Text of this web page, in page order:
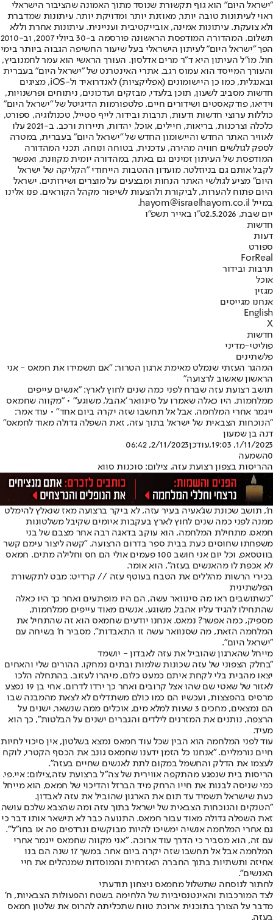
"ישראל היום" הוא גוף תקשורת שנוסד מתוך האמונה שהציבור הישראלי
ראוי לעיתונות טובה יותר, מאוזנת יותר ומדויקת יותר. עיתונות שמדברת
ולא צועקת. עיתונות אמינה, אובייקטיבית ועניינית. עיתונות אחרת וללא
תשלום. המהדורה המודפסת הראשונה פורסמה ב-30 ביולי 2007, וב-2010
הפך "ישראל היום" לעיתון הישראלי בעל שיעור החשיפה הגבוה ביותר בימי
חול. מו"ל העיתון היא ד"ר מרים אדלסון. העורך הראשי הוא עמר לחמנוביץ,
והעורך המייסד הוא עמוס רגב. אתרי האינטרנט של "ישראל היום" בעברית
ובאנגלית, כמו כן היישומונים (אפליקציות) לאנדרואיד ול-iOS, מציגים
חדשות מסביב לשעון, תוכן בלעדי, מבזקים ועדכונים, ניתוחים ופרשנויות,
וידיאו, פודקאסטים ושידורים חיים. פלטפורמות הדיגיטל של "ישראל היום"
כוללות ערוצי חדשות ודעות, תרבות ובידור, לייף סטייל, טכנולוגיה, ספורט,
כלכלה וצרכנות, בריאות, חיילים, אוכל, יהדות, תיירות ורכב. ב-2021 עלו
לאוויר האתר החדש והיישומון החדש של "ישראל היום" בעברית, במטרה
לספק לגולשים חוויה מהירה, עדכנית, בטוחה ונוחה. תכני המהדורה
המודפסת של העיתון זמינים גם באתר, במהדורה יומית מקוונת, ואפשר
לקבל אותם גם בניוזלטר. מועדון ההטבות הייחודי "הקליקה של ישראל
היום" מציע לגולשי האתר הנחות ומבצעים על מוצרים ושירותים. ישראל
היום פתוח להערות, לביקורת ולהצעות לשיפור מקהל הקוראים. פנו אלינו
במייל hayom@israelhayom.co.il.
יום שבת, 2.5.2026
ט"ו באייר תשפ"ו
חדשות
דעות
ספורט
ForReal
תרבות ובידור
אוכל
מגזין
אנחנו מגייסים
English
X
חדשות
פוליטי-מדיני
פלשתינים
המהגר העזתי שנמלט מאימת ארגון הטרור: "אם תשמידו את חמאס - אני
הראשון שאשוב לרצועה"
תושב רצועת עזה שברח לפני כמה שנים לחוץ לארץ: "אנשים עייפים
ממלחמות, היו כאלה שאמרו על סינוואר 'אהבל, משוגע'" • "מקווה שחמאס
ייגמר אחרי המלחמה, אבל אל תחשבו שזה יקרה ביום אחד" • עוד אמר:
"הנוכחות הצבאית של ישראל בתוך עזה, זאת השפלה גדולה מאוד לחמאס"
דנה בן שמעון
1/11/2023, 19:03
,עודכן2/11/2023, 06:42
0השמעה
ההריסות בצפון רצועת עזה. צילום: סוכנות סווא
ח', תושב שכונת שג'אעיה בעיר עזה, לא ביקר ברצועה מאז שנאלץ להימלט
ממנה לפני כמה שנים לחוץ לארץ בעקבות איומים שקיבל משלטונות
חמאס. מתחילת המלחמה, הוא עוקב בדאגה רבה אחר מצבם של בני
משפחתו שחוסים כעת בבית ספר בדרום הרצועה. "קשה ליצור עימם קשר
בווטסאפ, וכל יום אני חושב 100 פעמים אולי הם חס וחלילה מתים. חמאס
לא אכפת לו מהאנשים בעזה", הוא אומר.
בכירי הרשות מהללים את הטבח בעוטף עזה // קרדיט: מבט לתקשורת
הפלשתינית
"כשתושבים ראו מה סינוואר עשה, הם היו מופתעים ואחר כך היו כאלה
שהתחילו להגיד עליו אהבל, משוגע. אנשים מאוד עייפים ממלחמות,
מספיק, כמה אפשר? נמאס. אנחנו יודעים שחמאס הוא זה שהתחיל את
המלחמה הזאת, מה שסנוואר עשה זו התאבדות", מסביר ח' בשיחה עם
"ישראל היום".
מייחל שהארגון שהוביל את עזה לאבדון - יושמד
"בחלק הצפוני של עזה שכונות שלמות ובתים נמחקו. ההורים שלי והאחים
יצאו מהבית בלי לקחת איתם כמעט כלום, מיהרו לעזוב. בהתחלה הלכו
לאזור של שאטי שם שהו אצל קרובים ואחר כך ירדו לדרום. אחי בן 19 נפצע
מרסיס בהפצצות, ועכשיו הם כמו כולם משתדלים לא לצאת מהמבנה שבו
הם נמצאים, מחכים 3 שעות למלא מים, אוכלים ממה שנשאר, ישנים על
הרצפה, נותנים את המזרנים לילדים והגברים ישנים על הבלטות", כך הוא
מעיד.
עוד לפני המלחמה הוא הבין שכל עוד חמאס נמצא בשלטון, אין סיכוי לחיות
חיים נורמליים. "אנחנו כל הזמן ידענו שחמאס גונב את הכסף הקטרי, לוקח
לעצמו את הדלק והחשמל במקום לתת לאנשים שחיים בעזה".
הריסות בית שנפגע מהתקפה אווירית של צה"ל ברצועת עזה,צילום: איי.פי.
כמי שניסה לבנות את חייו הרחק מיד הברזל והדיכוי של חמאס, הוא מייחל
כעת שישראל תשמיד עד תום את הארגון שהוביל את עזה לאבדון.
"הטנקים והנוכחות הצבאית של ישראל בתוך עזה ומה שהצבא שלכם עושה
זאת השפלה גדולה מאוד עבור חמאס. התנועה כבר לא תישאר אותו דבר כי
גם אחרי המלחמה אנשיה ימשיכו להיות מבוקשים ונרדפים פה או בחו"ל".
עם זה, הוא מסביר כי הדרך עוד ארוכה. "אני מקווה שחמאס ייגמר אחרי
המלחמה אבל אל תחשבו שזה יקרה ביום אחר. במשך 17 שנה הם בנו
אחיזה ותשתיות בתוך החברה האזרחית והמוסדות שמנהלים את חיי
האנשים".
לחתור לנוסחה שתשלול מחמאס ניצחון תודעתי
לצד המורכבות והאינטנסיביות של הלחימה בשטח והפעולות הצבאיות, ח'
מדבר על הצורך בתוכנית ארוכת טווח שתכליתה להרוס את שלטון חמאס
בעזה.